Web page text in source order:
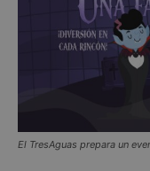
El TresAguas prepara un